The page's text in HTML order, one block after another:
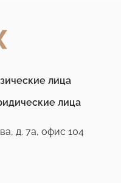
лица
лица
д. 7а, офис 104